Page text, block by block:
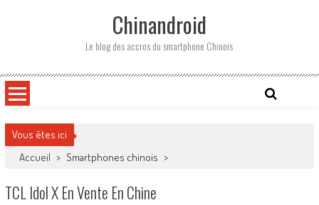
Chinandroid
Le blog des accros du smartphone Chinois
Vous êtes ici
Accueil > Smartphones chinois >
TCL Idol X En Vente En Chine